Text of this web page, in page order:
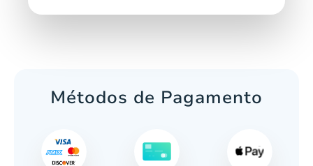
Métodos de Pagamento